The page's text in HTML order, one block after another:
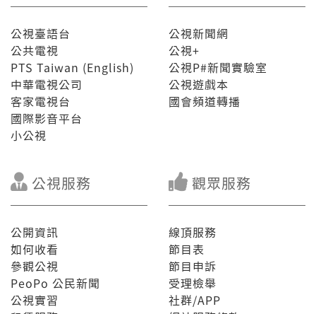
公視臺語台
公共電視
PTS Taiwan (English)
中華電視公司
客家電視台
國際影音平台
小公視
公視新聞網
公視+
公視P#新聞實驗室
公視遊戲本
國會頻道轉播
公視服務
公開資訊
如何收看
參觀公視
PeoPo 公民新聞
公視實習
觀眾服務
線頂服務
節目表
節目申訴
受理檢舉
社群/APP